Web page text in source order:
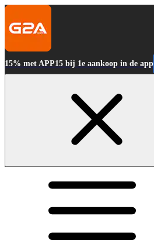
15% met APP15 bij 1e aankoop in de app